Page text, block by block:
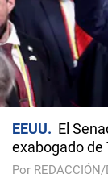
EEUU
El
exabogado de
Por